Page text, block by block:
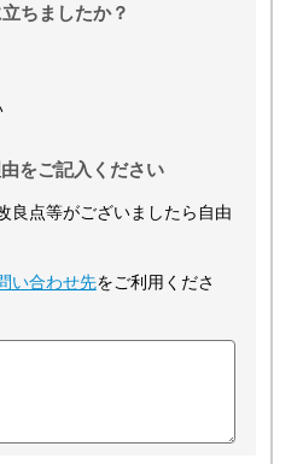
ちましたか？
をご記入ください
良点等がございましたら自由
い合わせ先をご利用くださ